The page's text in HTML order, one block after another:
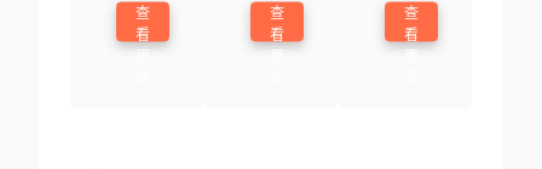
查
看
查
看
查
看